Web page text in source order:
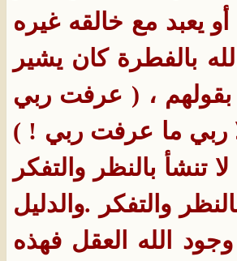
يعبد مع خالقه غيره
بالفطرة كان يشير
بقولهم ، ( عرفت ربي
ربي ما عرفت ربي ! )
تنشأ بالنظر والتفكر
والتفكر
.والدليل
وجود الله العقل فهذه